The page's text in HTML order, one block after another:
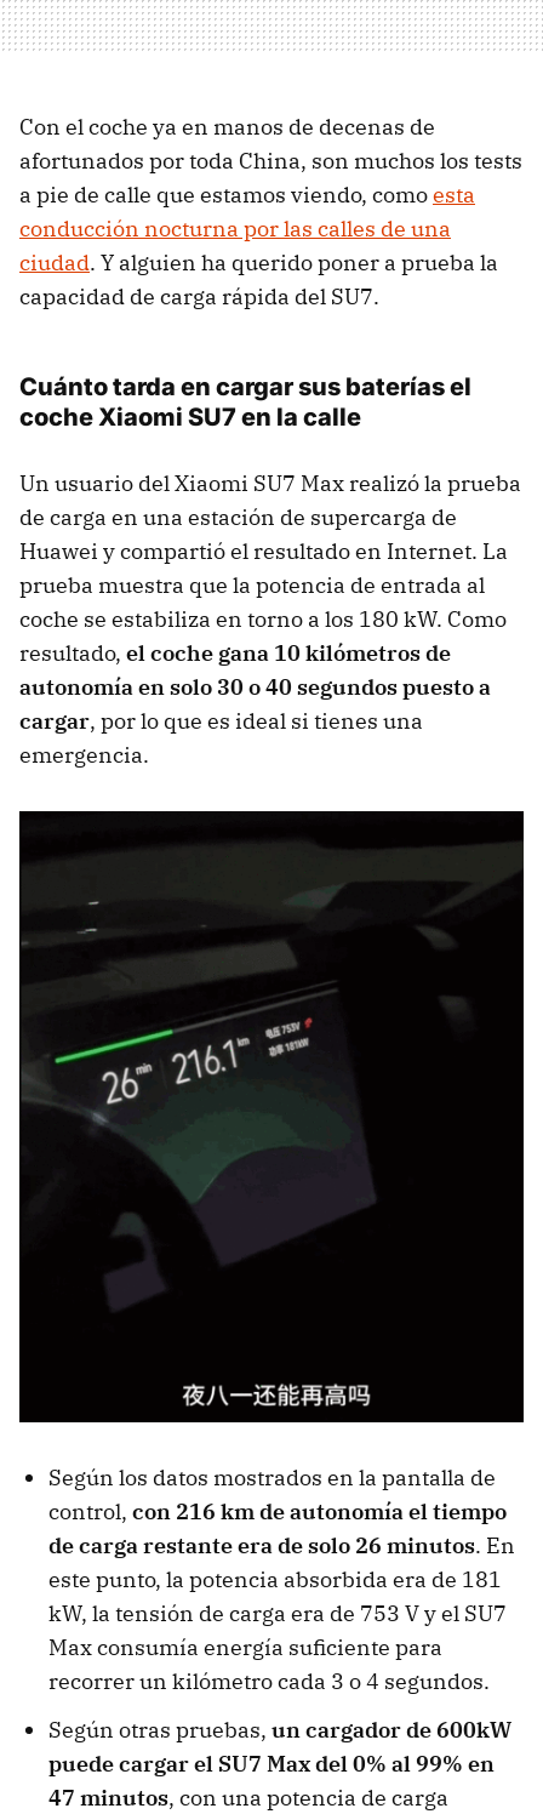
Con el coche ya en manos de decenas de
afortunados por toda China, son muchos los tests
a pie de calle que estamos viendo, comoesta
conducción nocturna por las calles de una
ciudad. Y alguien ha querido poner a prueba la
capacidad de carga rápida del SU7.
Cuánto tarda en cargar sus baterías el
coche Xiaomi SU7 en la calle
Un usuario del Xiaomi SU7 Max realizó la prueba
de carga en una estación de supercarga de
Huawei y compartió el resultado en Internet. La
prueba muestra que la potencia de entrada al
coche se estabiliza en torno a los 180 kW. Como
resultado, el coche gana 10 kilómetros de
autonomía en solo 30 o 40 segundos puesto a
cargar, por lo que es ideal si tienes una
emergencia.
Según los datos mostrados en la pantalla de
control, con 216 km de autonomía el tiempo
de carga restante era de solo 26 minutos. En
este punto, la potencia absorbida era de 181
kW, la tensión de carga era de 753 V y el SU7
Max consumía energía suficiente para
recorrer un kilómetro cada 3 o 4 segundos.
Según otras pruebas, un cargador de 600kW
puede cargar el SU7 Max del 0% al 99% en
47 minutos, con una potencia de carga